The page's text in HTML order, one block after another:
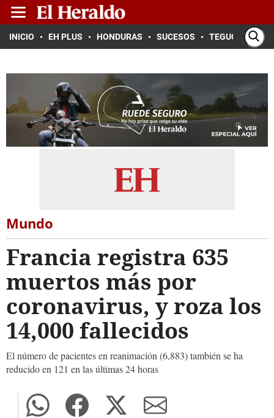
INICIO EH PLUS HONDURAS SUCESOS TEGUCIGALPA
Mundo
Francia registra 635
muertos más por
coronavirus, y roza los
14,000 fallecidos
El número de pacientes en reanimación (6,883) también se ha
reducido en 121 en las últimas 24 horas